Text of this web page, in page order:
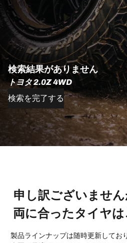
検索結果がありません
トヨタ 2.0Z 4WD
検索を完了する
申し訳ございませ
両に合ったタイヤは
製品ラインナップは随時更新してお